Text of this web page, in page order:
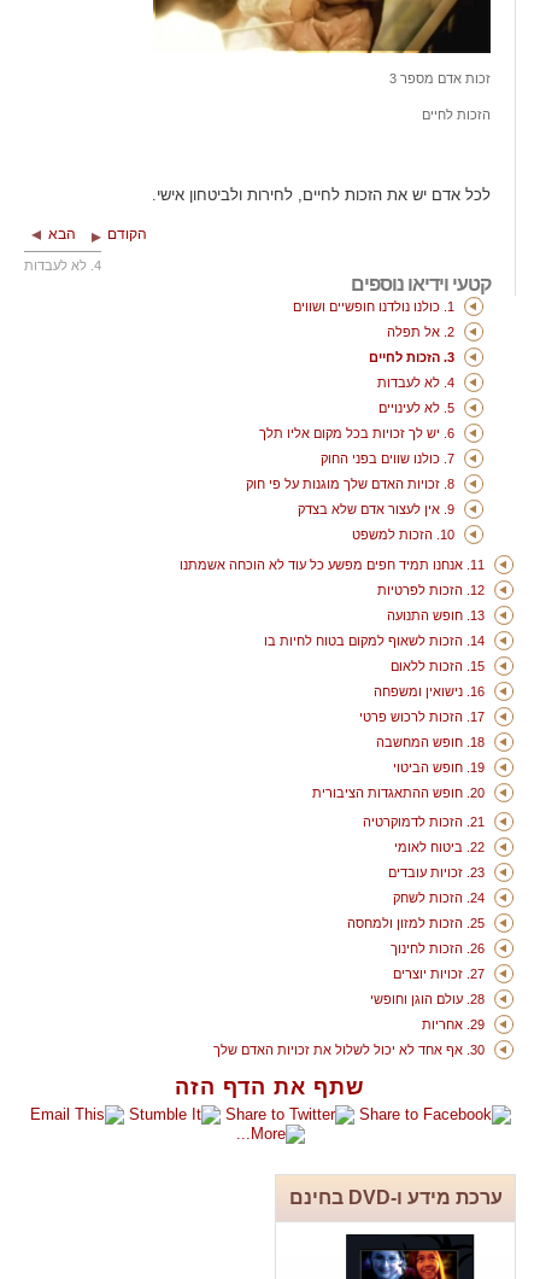
שתף את הדף הזה
ערכת מידע ו-DVD בחינם
זכות אדם מספר 3
הזכות לחיים
לכל אדם יש את הזכות לחיים, לחירות ולביטחון אישי.
הקודם הבא
4. לא לעבדות
קטעי וידיאו נוספים
1. כולנו נולדנו חופשיים ושווים
2. אל תפלה
3. הזכות לחיים
4. לא לעבדות
5. לא לעינויים
6. יש לך זכויות בכל מקום אליו תלך
7. כולנו שווים בפני החוק
8. זכויות האדם שלך מוגנות על פי חוק
9. אין לעצור אדם שלא בצדק
10. הזכות למשפט
11. אנחנו תמיד חפים מפשע כל עוד לא הוכחה אשמתנו
12. הזכות לפרטיות
13. חופש התנועה
14. הזכות לשאוף למקום בטוח לחיות בו
15. הזכות ללאום
16. נישואין ומשפחה
17. הזכות לרכוש פרטי
18. חופש המחשבה
19. חופש הביטוי
20. חופש ההתאגדות הציבורית
21. הזכות לדמוקרטיה
22. ביטוח לאומי
23. זכויות עובדים
24. הזכות לשחק
25. הזכות למזון ולמחסה
26. הזכות לחינוך
27. זכויות יוצרים
28. עולם הוגן וחופשי
29. אחריות
30. אף אחד לא יכול לשלול את זכויות האדם שלך